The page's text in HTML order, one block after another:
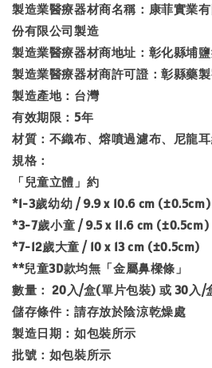
製造業醫療器材商名稱：康菲實業
份有限公司製造
製造業醫療器材商地址：彰化縣埔
製造業醫療器材商許可證：彰縣藥
製造產地：台灣
有效期限：5年
材質：不織布、熔噴過濾布、尼龍
規格：
「兒童立體」約
*1-3歲幼幼 / 9.9 x 10.6 cm (±0.5cm)
*3-7歲小童 / 9.5 x 11.6 cm (±0.5cm)
*7-12歲大童 / 10 x 13 cm (±0.5cm)
**兒童3D款均無「金屬鼻樑條」
數量： 20入/盒(單片包裝) 或 30入/
儲存條件：請存放於陰涼乾燥處
製造日期：如包裝所示
批號：如包裝所示